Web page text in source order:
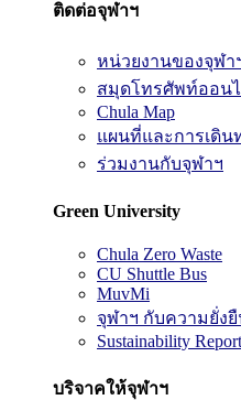
ติดต่อจุฬาฯ
หน่วยงานของจุฬา
สมุดโทรศัพท์ออน
Chula Map
แผนที่และการเดิน
ร่วมงานกับจุฬาฯ
Green University
Chula Zero Waste
CU Shuttle Bus
MuvMi
จุฬาฯ กับความยั่ง
Sustainability Report
บริจาคให้จุฬาฯ